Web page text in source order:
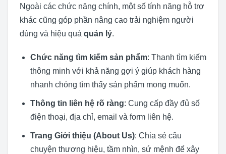
Ngoài các chức năng chính, một số tính năng hỗ trợ
khác cũng góp phần nâng cao trải nghiệm người
dùng và hiệu quả quản lý.
Chức năng tìm kiếm sản phẩm: Thanh tìm kiếm
thông minh với khả năng gợi ý giúp khách hàng
nhanh chóng tìm thấy sản phẩm mong muốn.
Thông tin liên hệ rõ ràng: Cung cấp đầy đủ số
điện thoại, địa chỉ, email và form liên hệ.
Trang Giới thiệu (About Us): Chia sẻ câu
chuyện thương hiệu, tầm nhìn, sứ mệnh để xây